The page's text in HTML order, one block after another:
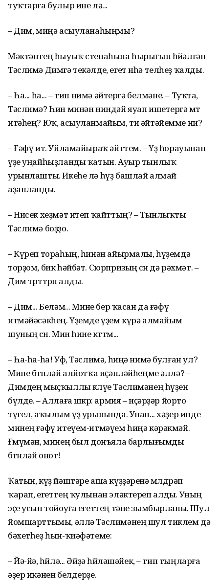
туҡтарға булыр ине лә...
– Дим, миңә асыуланаһыңмы?
Мәктәптең һыуыҡ стенаһына һырығып һөйәлгән
Тәслимә Димгә текәлде, егет иһә телһеҙ ҡалды.
– Һа... һа... – тип нимә әйтергә белмәне. – Туҡта,
Тәслимә? Һин минән ниндәй яуап ишетергә өмөт
итәһең? Юҡ, асыуланмайым, ти әйтәйемме ни?
– Ғәфү ит. Уйламайыраҡ әйттем. – Үҙ һорауынан
үҙе уңайһыҙланды ҡатын. Ауыр тынлыҡ
урынлашты. Икеһе лә һүҙ башлай алмай
аҙапланды.
– Нисек хеҙмәт итеп ҡайттың? – Тынлыҡты
Тәслимә боҙҙо.
– Күреп тораһың, һинән айырмалы, һүҙемдә
торҙом, бик һәйбәт. Сюрпризың өсөн дә рәхмәт. –
Дим төрттөрөп алды.
– Дим... Беләм... Мине бер ҡасан да ғәфү
итмәйәсәкһең. Үҙемде үҙем күрә алмайым
шуның өсөн. Мин һине көттөм...
– Һа-һа-һа! Уф, Тәслимә, һиңә нимә булған ул?
Мине бөтөнләй алйотҡа иҫәпләйһеңме әллә? –
Димдең мыҫҡыллы көлөүе Тәслимәнең һүҙен
бүлде. – Аллаға шөкөр: армия – иҫәрҙәр йорто
түгел, аҡылым үҙ урынында. Унан... хәҙер инде
минең ғәфү итеүем-итмәүем һиңә кәрәкмәй.
Ғөмүмән, минең был донъяла барлығымды
бөтөнләй онот!
Ҡатын, күҙ йәштәре аша күҙҙәренә мөлдөрәп
ҡарап, егеттең ҡулынан эләктереп алды. Уның
эҫе усын тойоуға егеттең тәне зымбырланы. Шул
йомшарттымы, әллә Тәслимәнең шул тиклем дә
бәхетһеҙ һын-ҡиәфәтеме:
– Йә-йә, һөйлә... Әйҙә һөйләшәйек, – тип тыңларға
әҙер икәнен белдерҙе.